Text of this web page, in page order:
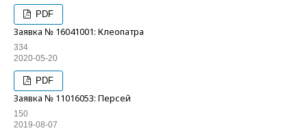
PDF
Заявка № 16041001: Клеопатра
334
2020-05-20
PDF
Заявка № 11016053: Персей
150
2019-08-07